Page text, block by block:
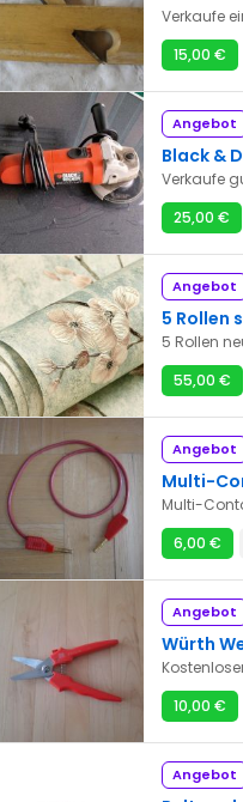
15,00 €
Angebot
25,00 €
Angebot
5 Rollen
55,00 €
Angebot
6,00 €
Angebot
10,00 €
Angebot